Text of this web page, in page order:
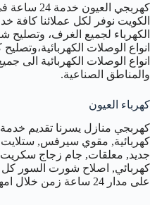
كهربجي
الكويت نوفر لكل عملائنا كافة
الكهرباء لجميع الغرف، وتصليح
انواع الوصلات
انواع الوصلات الكهربائية الى
والمناطق الصناعية.
كهرباء العيون
كهربجي منازل يسرنا تقديم
كهربائية, مقوي سيرفس, ستلايت,
جديد, معلقات, جام زجاج
كهربائي, اصلاح شورت السور كل
على مدار 24 ساعة زمن خلال امهر فنيين كهرباء بالعيون .